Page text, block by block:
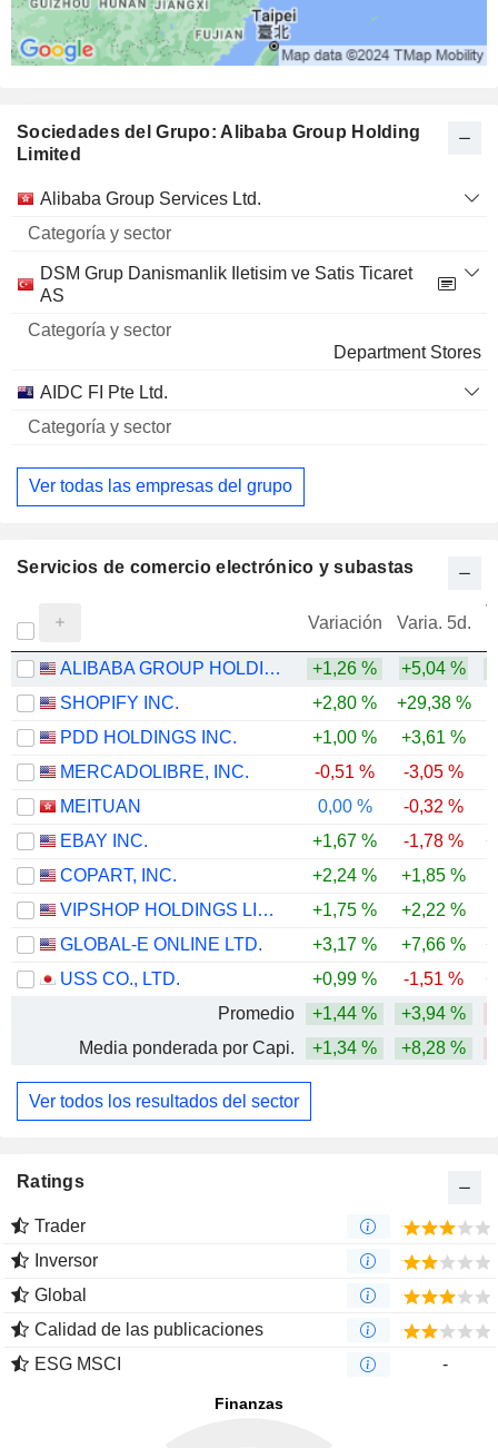
AGTECH HOLDINGS LIMITED
6.502.723.993
597 M $
58.883.086
424 M $
4.451.900
5,88 %
Sociedades del Grupo: Alibaba Group Holding
Limited
Categoría
Alibaba Group Services Ltd.
DSM Grup Danismanlik Iletisim ve Satis Ticaret
AS
Department Stores
AIDC FI Pte Ltd.
Ver todas las empresas del grupo
Servicios de comercio electrónico y subastas
Variación Varia. 5d.
ALIBABA GROUP HOLDING LIMITED +1,26 % +5,04 %
SHOPIFY INC.
+2,80 % +29,38 %
PDD HOLDINGS INC.
+1,00 % +3,61 %
MERCADOLIBRE, INC.
-0,51 % -3,05 %
MEITUAN
0,00 % -0,32 %
EBAY INC.
+1,67 % -1,78 %
COPART, INC.
+2,24 % +1,85 %
VIPSHOP HOLDINGS LIMITED
+1,75 % +2,22 %
GLOBAL-E ONLINE LTD.
+3,17 % +7,66 %
USS CO., LTD.
+0,99 % -1,51 %
Promedio
+1,44 % +3,94 %
Media ponderada por Capi.
+1,34 % +8,28 %
Ver todos los resultados del sector
Ratings
Trader
Inversor
Global
Calidad de las publicaciones
ESG MSCI
-